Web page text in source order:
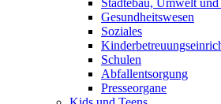
Gesundheitswesen
Soziales
Schulen
Abfallentsorgung
Presseorgane